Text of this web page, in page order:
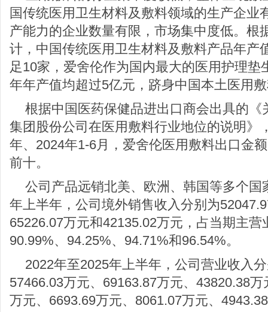
国传统医用卫生材料及敷料领域的生产企业
产能力的企业数量有限，市场集中度低。根
计，中国传统医用卫生材料及敷料产品年产
足10家，爱舍伦作为国内最大的医用护理垫
年年产值均超过5亿元，跻身中国本土医用
根据中国医药保健品进出口商会出具的
集团股份公司在医用敷料行业地位的说明》
年、2024年1-6月，爱舍伦医用敷料出口金
前十。
公司产品远销北美、欧洲、韩国等多个国
年上半年，公司境外销售收入分别为
65226.07万元和42135.02万元，占当期主
90.99%、94.25%、94.71%和96.54%。
2022年至2025年上半年，公司营业收入
57466.03万元、69163.87万元、43820.38
万元、6693.69万元、8061.07万元、